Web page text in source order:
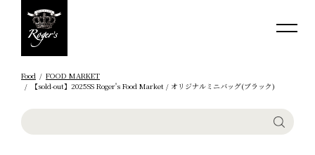
Food
FOOD MARKET
【sold-out】2025SS Roger's Food Market / オリジナルミニバッグ(ブラック)